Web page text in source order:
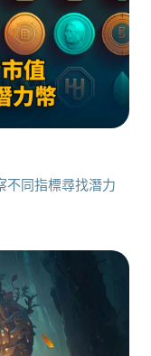
不同指標尋找潛力